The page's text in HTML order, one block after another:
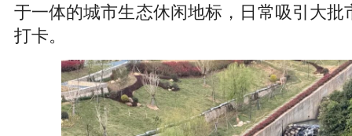
于一体的城市生态休闲地标，日常吸引大批
打卡。